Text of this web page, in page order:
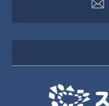
HOME